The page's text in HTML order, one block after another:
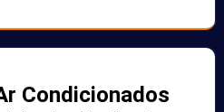
Condicionados